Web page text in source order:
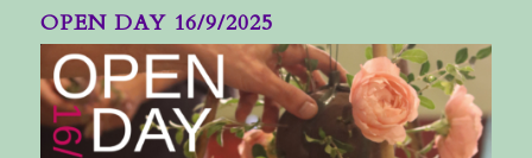
OPEN DAY 16/9/2025